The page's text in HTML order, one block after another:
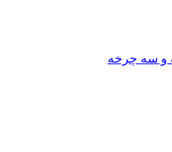
و سه چرخه